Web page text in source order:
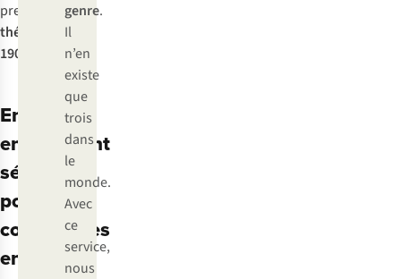
prestigieux
théâtre
1900
Entrepôt
entièrement
séparé
pour les
commandes
en ligne
genre.
Il
n’en
existe
que
trois
dans
le
monde.
Avec
ce
service,
nous